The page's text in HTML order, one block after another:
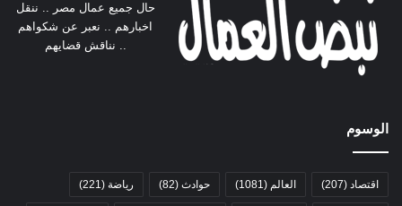
حال جميع عمال مصر .. ننقل
اخبارهم .. نعبر عن شكواهم
.. نناقش قضايهم
الوسوم
اقتصاد (207) العالم (1081) حوادث (82) رياضة (221)